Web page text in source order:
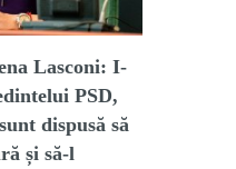
Lasconi: I-
PSD,
dispusă să
și să-l